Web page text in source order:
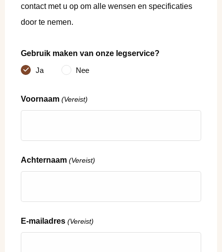
contact met u op om alle wensen en specificaties
door te nemen.
Gebruik maken van onze legservice?
Ja
Nee
Voornaam (Vereist)
Achternaam (Vereist)
E-mailadres (Vereist)